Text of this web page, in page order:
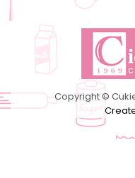
Copyright ©